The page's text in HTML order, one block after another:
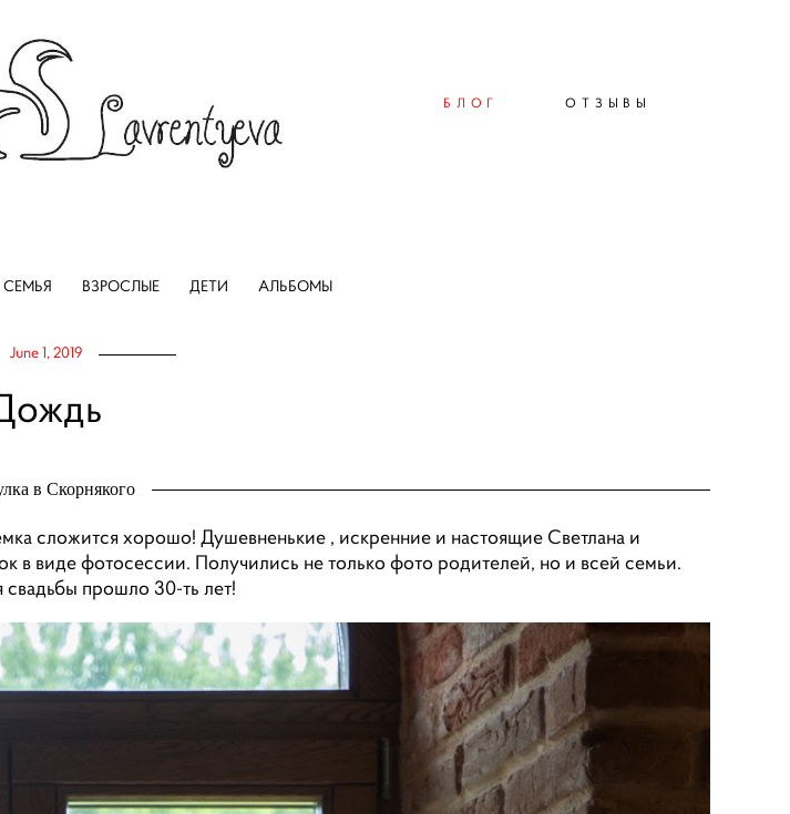
БЛОГ ОТЗЫВЫ
БЛОГ ОТЗЫВЫ
СЕМЬЯ ВЗРОСЛЫЕ ДЕТИ АЛЬБОМЫ
June 1, 2019
в Скорнякого
сложится хорошо! Душевненькие , искренние и настоящие Светлана и
в виде фотосессии. Получились не только фото родителей, но и всей семьи.
прошло 30-ть лет!